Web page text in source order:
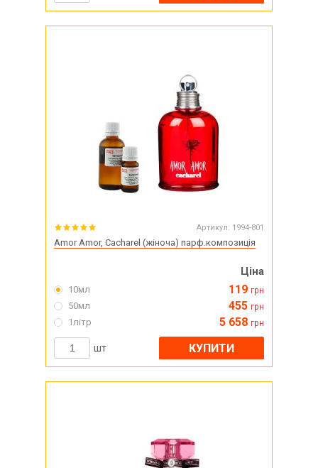
Артикул: 1994-801
Amor Amor, Cacharel (жіноча) парф.композиція
Ціна
10мл 119 грн
50мл 455 грн
1літр 5 658 грн
шт КУПИТИ